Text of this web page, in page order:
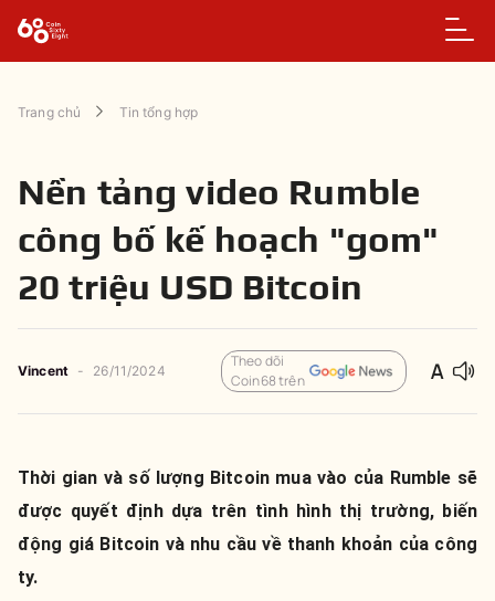
Trang chủ Tin tổng hợp
Nền tảng video Rumble
công bố kế hoạch "gom"
20 triệu USD Bitcoin
Vincent - 26/11/2024
Theo dõi
Coin68 trên
Thời gian và số lượng Bitcoin mua vào của Rumble sẽ
được quyết định dựa trên tình hình thị trường, biến
động giá Bitcoin và nhu cầu về thanh khoản của công
ty.